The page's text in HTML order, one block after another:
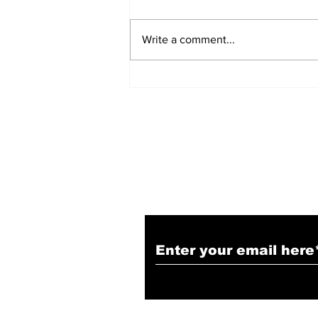
Write a comment...